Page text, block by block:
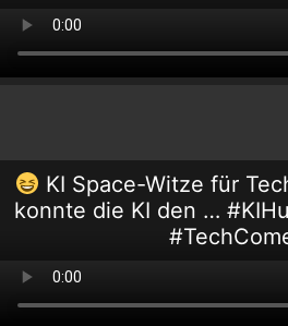
KI Space-Witze für
konnte die KI den …